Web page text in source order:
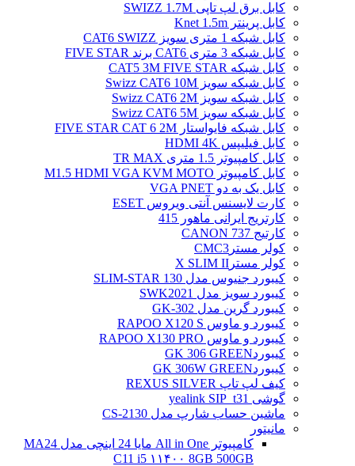
کابل برق لپ تاپی SWIZZ 1.7M
کابل پرینتر Knet 1.5m
کابل شبکه 1 متری سویز CAT6 SWIZZ
کابل شبکه 3 متری CAT6 برند FIVE STAR
کابل شبکه CAT5 3M FIVE STAR
کابل شبکه سویز Swizz CAT6 10M
کابل شبکه سویز Swizz CAT6 2M
کابل شبکه سویز Swizz CAT6 5M
کابل شبکه فایواستار FIVE STAR CAT 6 2M
کابل فیلیپس HDMI 4K
کابل کامپیوتر 1.5 متری TR MAX
کابل کامپیوتر M1.5 HDMI VGA KVM MOTO
کابل یک به دو VGA PNET
کارت لایسنس آنتی ویروس ESET
کارتریج ایرانی ماهور 415
کارتیج 737 CANON
کولر مسترCMC3
کولر مسترX SLIM II
کیبورد جنیوس مدل SLIM-STAR 130
کیبورد سویز مدل SWK2021
کیبورد گرین مدل GK-302
کیبورد و ماوس RAPOO X120 S
کیبورد و ماوس RAPOO X130 PRO
کیبوردGK 306 GREEN
کیبوردGK 306W GREEN
کیف لپ تاپ REXUS SILVER
گوشی yealink SIP_t31
ماشین حساب شارپ مدل CS-2130
مانیتور
کامپیوتر All in One مایا 24 اینچی مدل MA24
C11 i5 ۱۱۴۰۰ 8GB 500GB